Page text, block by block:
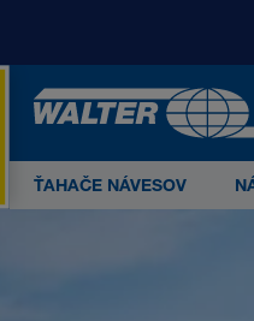
WALTER GROUP
INTERNATIONAL: Česky
ŤAHAČE NÁVESOV
výhody,